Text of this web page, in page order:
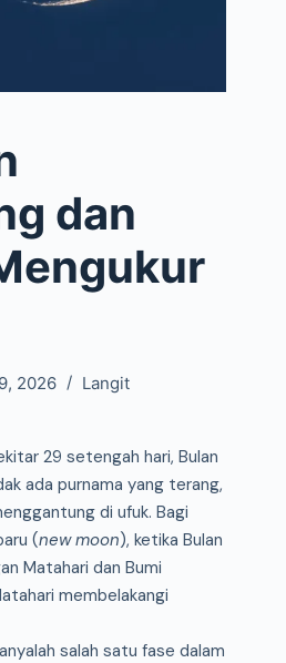
dan
2026 Langit
29 setengah hari, Bulan
ada purnama yang terang,
di ufuk. Bagi
(new moon), ketika Bulan
Matahari dan Bumi
membelakangi
salah satu fase dalam